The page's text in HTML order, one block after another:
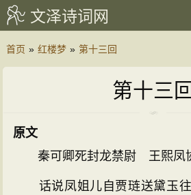
文泽诗词网
首页 » 红楼梦 » 第十三回
第十三回
原文
秦可卿死封龙禁尉 王熙凤
话说凤姐儿自贾琏送黛玉往